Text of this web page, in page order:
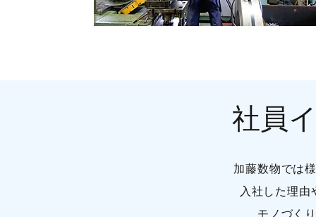
社員
加藤数物では
入社した理由
モノづく